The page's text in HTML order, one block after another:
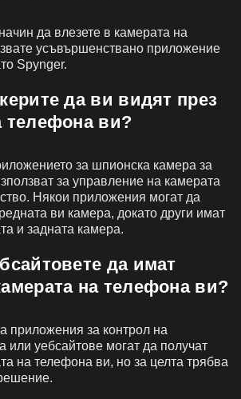
да влезете в камерата на
усъвършенствано приложение
Spynger.
да ви видят през
телефона ви?
за шпионска камера за
за управление на камерата
Някои приложения могат да
ви камера, докато други имат
и задната камера.
да имат
на телефона ви?
приложения за контрол на
или уебсайтове могат да получат
на телефона ви, но за целта трябва